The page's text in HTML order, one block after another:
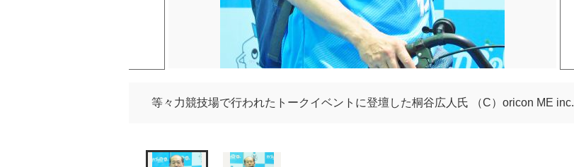
等々力競技場で行われたトークイベントに登壇した桐谷広人氏 （C）oricon ME inc.